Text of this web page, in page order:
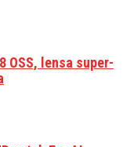
OSS, lensa super-